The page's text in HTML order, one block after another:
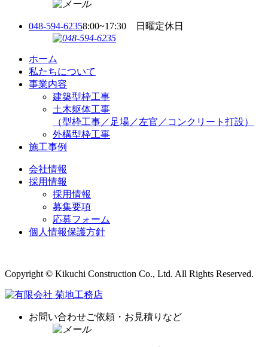
048-594-62358:00~17:30 日曜定休日
ホーム
私たちについて
事業内容
建築型枠工事
土木躯体工事
（型枠工事／足場／左官／コンクリート打設）
外構型枠工事
施工事例
会社情報
採用情報
採用情報
募集要項
応募フォーム
個人情報保護方針
Copyright © Kikuchi Construction Co., Ltd. All Rights Reserved.
お問い合わせご依頼・お見積りなど